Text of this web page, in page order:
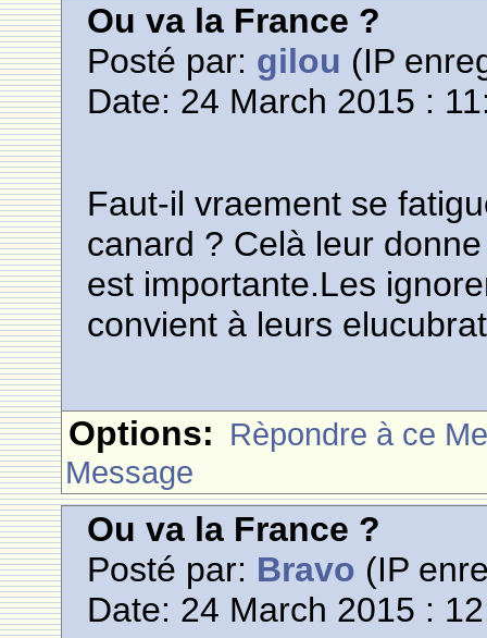
Ou va la France ?
Posté par: gilou (IP
Date: 24 March 2015 :
Faut-il vraement se
canard ? Celà leur
est importante.Les
convient à leurs
Options: Rèpondre à ce
Message
Ou va la France ?
Posté par: Bravo (IP
Date: 24 March 2015 :